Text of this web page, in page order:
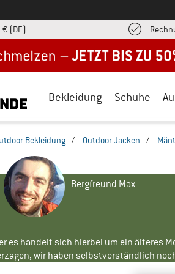
€ (DE)
Bekleidung Schuhe
Bekleidung / Outdoor Jacken /
Bergfreund Max
es handelt sich hierbei um ein älteres
wir haben selbstverständlich